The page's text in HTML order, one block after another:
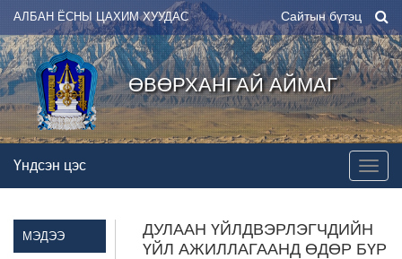
АЛБАН ЁСНЫ ЦАХИМ ХУУДАС Сайтын бүтэц
ӨВӨРХАНГАЙ АЙМАГ
Үндсэн цэс
МЭДЭЭ
ДУЛААН ҮЙЛДВЭРЛЭГЧДИЙН
ҮЙЛ АЖИЛЛАГААНД ӨДӨР БҮР